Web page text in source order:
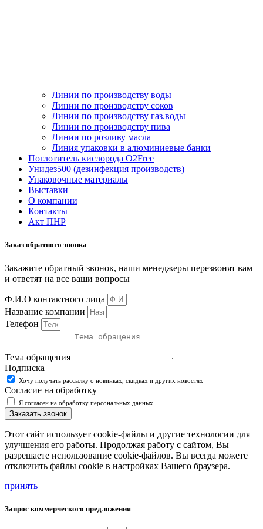
Линии по производству воды
Линии по производству соков
Линии по производству газ.воды
Линии по производству пива
Линии по розливу масла
Линия упаковки в алюминиевые банки
Поглотитель кислорода O2Free
Унидез500 (дезинфекция производств)
Упаковочные материалы
Выставки
О компании
Контакты
Акт ПНР
Заказ обратного звонка
Закажите обратный звонок, наши менеджеры перезвонят вам
и ответят на все ваши вопросы
Ф.И.О контактного лица
Название компании
Телефон
Тема обращения
Подписка
Хочу получать рассылку о новинках, скидках и других новостях
Согласие на обработку
Я согласен на обработку персональных данных
Заказать звонок
Этот сайт использует cookie-файлы и другие технологии для
улучшения его работы. Продолжая работу с сайтом, Вы
разрешаете использование cookie-файлов. Вы всегда можете
отключить файлы cookie в настройках Вашего браузера.
принять
Запрос коммерческого предложения